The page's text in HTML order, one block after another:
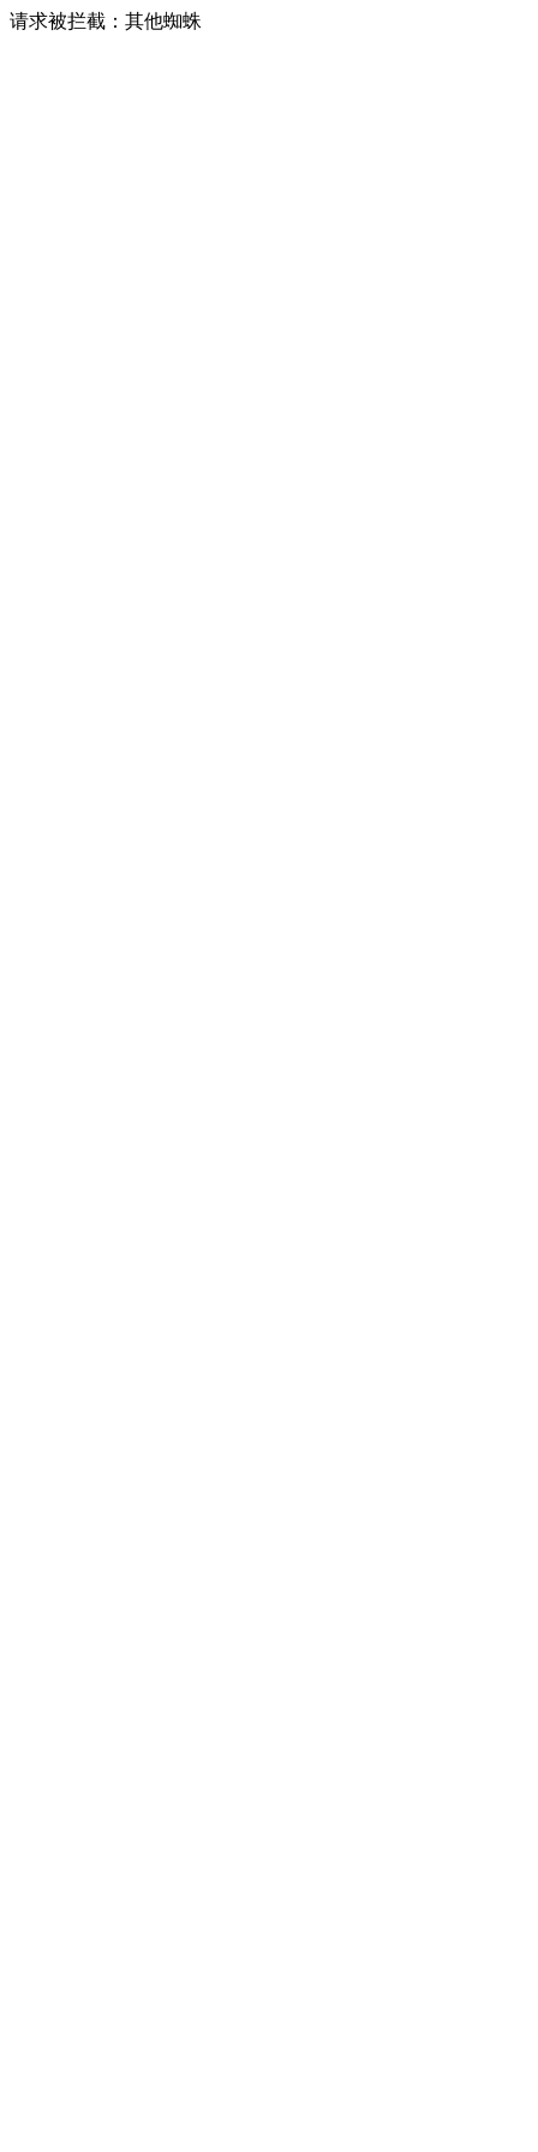
请求被拦截：其他蜘蛛